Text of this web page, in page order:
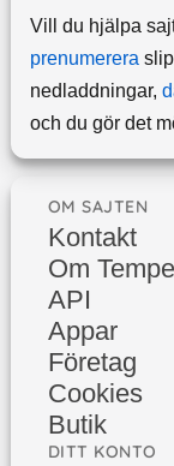
Vill du hjälpa
prenumerera
nedladdningar,
och du gör det
OM SAJTEN
Kontakt
Om
API
Appar
Företag
Cookies
Butik
DITT KONTO